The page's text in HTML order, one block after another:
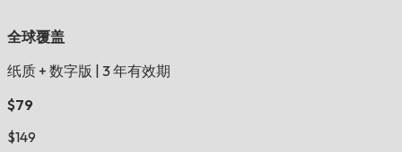
全球覆盖
纸质 + 数字版
3 年有效期
$79
$149